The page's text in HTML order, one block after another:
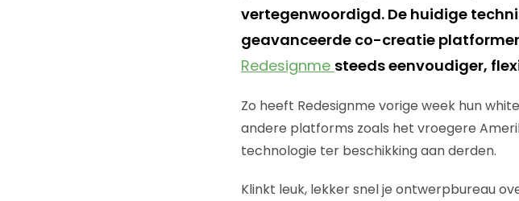
vertegenwoordigd. De huidige
geavanceerde co-creatie
Redesignme steeds eenvoudiger,
Zo heeft Redesignme vorige week hun
andere platforms zoals het vroegere
technologie ter beschikking aan derden.
Klinkt leuk, lekker snel je ontwerpbureau